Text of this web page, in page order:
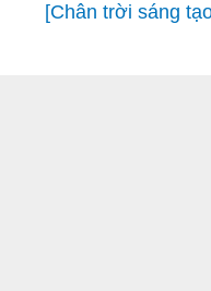
[Chân trời sáng